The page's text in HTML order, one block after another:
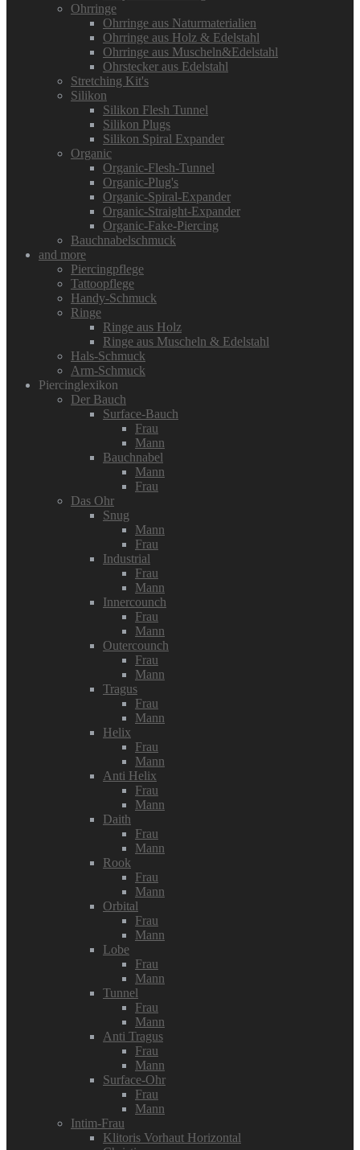
Ohrringe
Ohrringe aus Naturmaterialien
Ohrringe aus Holz & Edelstahl
Ohrringe aus Muscheln&Edelstahl
Ohrstecker aus Edelstahl
Stretching Kit's
Silikon
Silikon Flesh Tunnel
Silikon Plugs
Silikon Spiral Expander
Organic
Organic-Flesh-Tunnel
Organic-Plug's
Organic-Spiral-Expander
Organic-Straight-Expander
Organic-Fake-Piercing
Bauchnabelschmuck
and more
Piercingpflege
Tattoopflege
Handy-Schmuck
Ringe
Ringe aus Holz
Ringe aus Muscheln & Edelstahl
Hals-Schmuck
Arm-Schmuck
Piercinglexikon
Der Bauch
Surface-Bauch
Frau
Mann
Bauchnabel
Mann
Frau
Das Ohr
Snug
Mann
Frau
Industrial
Frau
Mann
Innercounch
Frau
Mann
Outercounch
Frau
Mann
Tragus
Frau
Mann
Helix
Frau
Mann
Anti Helix
Frau
Mann
Daith
Frau
Mann
Rook
Frau
Mann
Orbital
Frau
Mann
Lobe
Frau
Mann
Tunnel
Frau
Mann
Anti Tragus
Frau
Mann
Surface-Ohr
Frau
Mann
Intim-Frau
Klitoris Vorhaut Horizontal